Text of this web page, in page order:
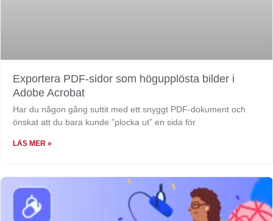
Exportera PDF-sidor som högupplösta bilder i
Adobe Acrobat
Har du någon gång suttit med ett snyggt PDF-dokument och
önskat att du bara kunde ”plocka ut” en sida för
LÄS MER »